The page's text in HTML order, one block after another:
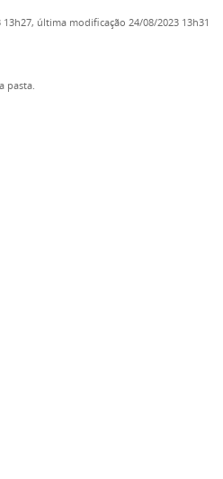
13h27, última modificação 24/08/2023 13h31
pasta.